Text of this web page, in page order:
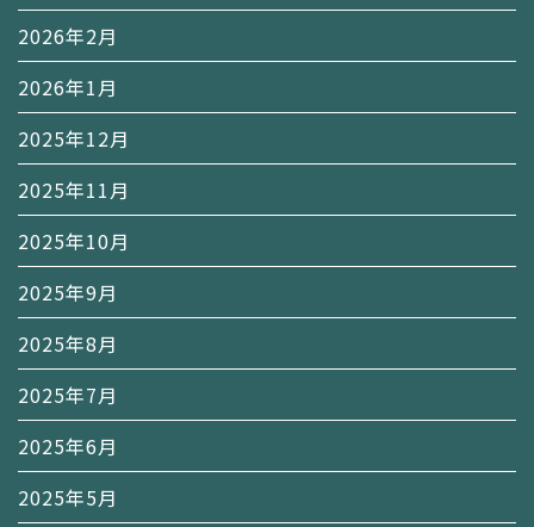
2026年2月
2026年1月
2025年12月
2025年11月
2025年10月
2025年9月
2025年8月
2025年7月
2025年6月
2025年5月